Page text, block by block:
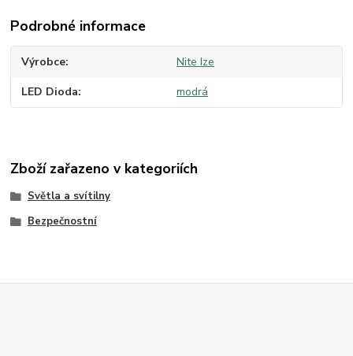
Podrobné informace
Výrobce Nite Ize
LED Dioda modrá
Zboží zařazeno v kategoriích
Světla a svítilny
Bezpečnostní